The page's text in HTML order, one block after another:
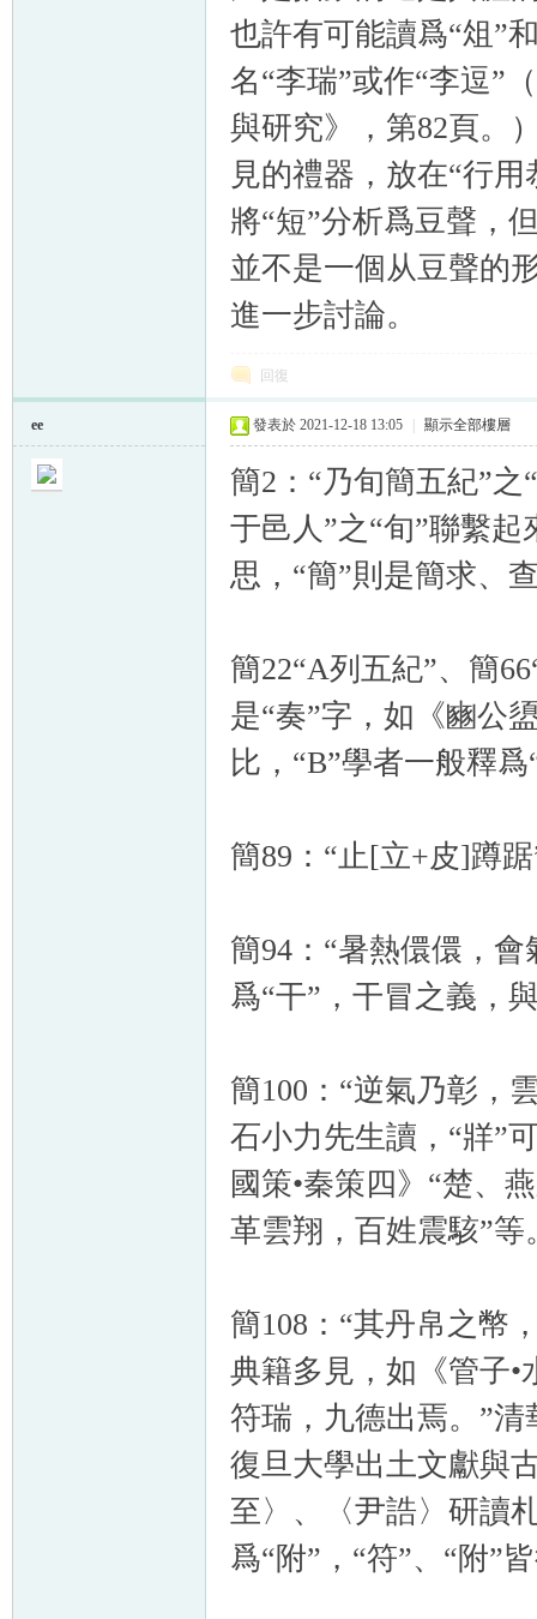
也許有可能讀爲“俎”
名“李瑞”或作“李逗”
與研究》，第82頁。
見的禮器，放在“行
將“短”分析爲豆聲，
並不是一個从豆聲的
進一步討論。
回復
ee 發表於 2021-12-18 13:05 顯示全部樓層
簡2：“乃旬簡五紀”
于邑人”之“旬”聯繫
思，“簡”則是簡求、
簡22“A列五紀”、簡
是“奏”字，如《豳公
比，“B”學者一般釋
簡89：“止[立+皮]蹲
簡94：“暑熱儇儇，
爲“干”，干冒之義，
簡100：“逆氣乃彰，
石小力先生讀，“牂”
國策•秦策四》“楚、
革雲翔，百姓震駭”等
簡108：“其丹帛之幣
典籍多見，如《管子
符瑞，九德出焉。”
復旦大學出土文獻與
至〉、〈尹誥〉研讀
爲“附”，“符”、“附”